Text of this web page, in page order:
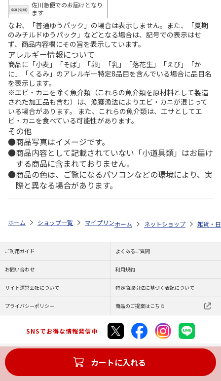
佐川急便でのお届けとなり
ます
なお、「普通ゆうパック」の場合は表示しません。また、「夏期
のみチルドゆうパック」などとなる場合は、記号での表示はせ
ず、商品内容欄にその旨を表示しています。
アレルギー情報について
商品に「小麦」「そば」「卵」「乳」「落花生」「えび」「か
に」「くるみ」のアレルギー特定8品目を含んでいる場合に品目名
を表示します。
※エビ・カニを除く魚介類（これらの魚介類を原材料として製造
された加工品も含む）は、漁獲漁法によりエビ・カニが混じって
いる場合があります。 また、これらの魚介類は、エサとしてエ
ビ・カニを食べている可能性があります。
その他
商品写真はイメージです。
商品内容として記載されていない「小道具類」はお届け
する商品に含まれておりません。
商品の色は、ご覧になるパソコンなどの環境により、実
際と異なる場合があります。
カートに入れる
ホーム ショップ一覧 マイプリント シルエットプレート【サイベ
ホーム ネットショップ 雑貨・
ご利用ガイド よくあるご質問
お問い合わせ 利用規約
サイト運営会社について 特定商取引法に基づく表記について
プライバシーポリシー 商品のご提案はこちら
SNSでお得な情報発信中